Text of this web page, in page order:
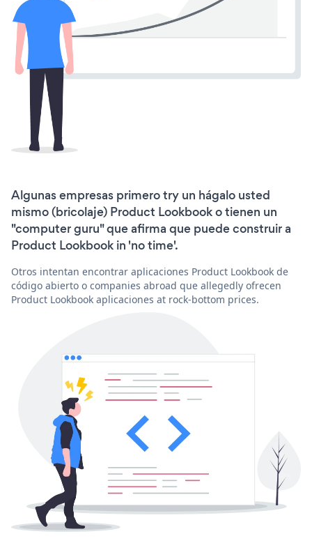
Algunas empresas primero try un hágalo usted
mismo (bricolaje) Product Lookbook o tienen un
"computer guru" que afirma que puede construir a
Product Lookbook in 'no time'.
Otros intentan encontrar aplicaciones Product Lookbook de
código abierto o companies abroad que allegedly ofrecen
Product Lookbook aplicaciones at rock-bottom prices.